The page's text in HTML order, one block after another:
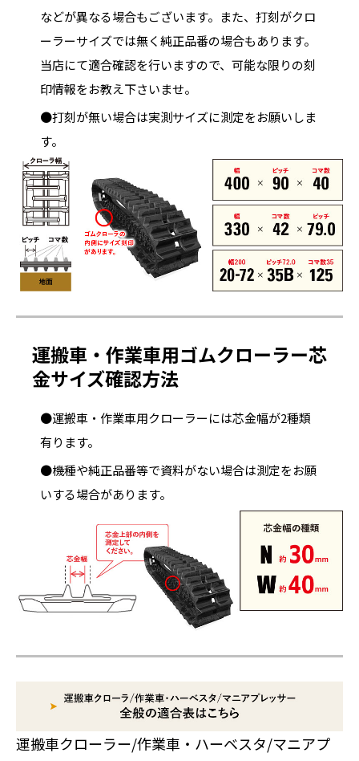
などが異なる場合もございます。また、打刻がクロ
ーラーサイズでは無く純正品番の場合もあります。
当店にて適合確認を行いますので、可能な限りの刻
印情報をお教え下さいませ。
●打刻が無い場合は実測サイズに測定をお願いしま
す。
運搬車・作業車用ゴムクローラー芯
金サイズ確認方法
●運搬車・作業車用クローラーには芯金幅が2種類
有ります。
●機種や純正品番等で資料がない場合は測定をお願
いする場合があります。
運搬車クローラー/作業車・ハーベスタ/マニアプ